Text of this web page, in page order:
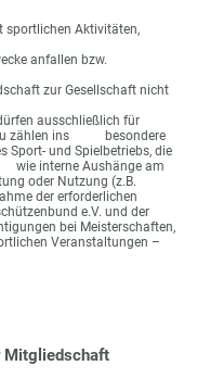
sportlichen Aktivitäten,
anfallen bzw.
zur Gesellschaft nicht
ausschließlich für
zählen ins besondere
Sport- und Spielbetriebs, die
interne Aushänge am
oder Nutzung (z.B.
der erforderlichen
e.V. und der
bei Meisterschaften,
Veranstaltungen –
Mitgliedschaft